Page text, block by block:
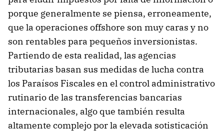
porque generalmente se piensa, erroneamente,
que la operaciones offshore son muy caras y no
son rentables para pequeños inversionistas.
Partiendo de esta realidad, las agencias
tributarias basan sus medidas de lucha contra
los Paraísos Fiscales en el control administrativo
rutinario de las transferencias bancarias
internacionales, algo que también resulta
altamente complejo por la elevada sotisticación